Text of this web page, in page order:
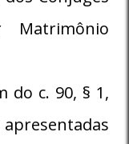
Matrimônio
do c. 90, § 1,
apresentadas